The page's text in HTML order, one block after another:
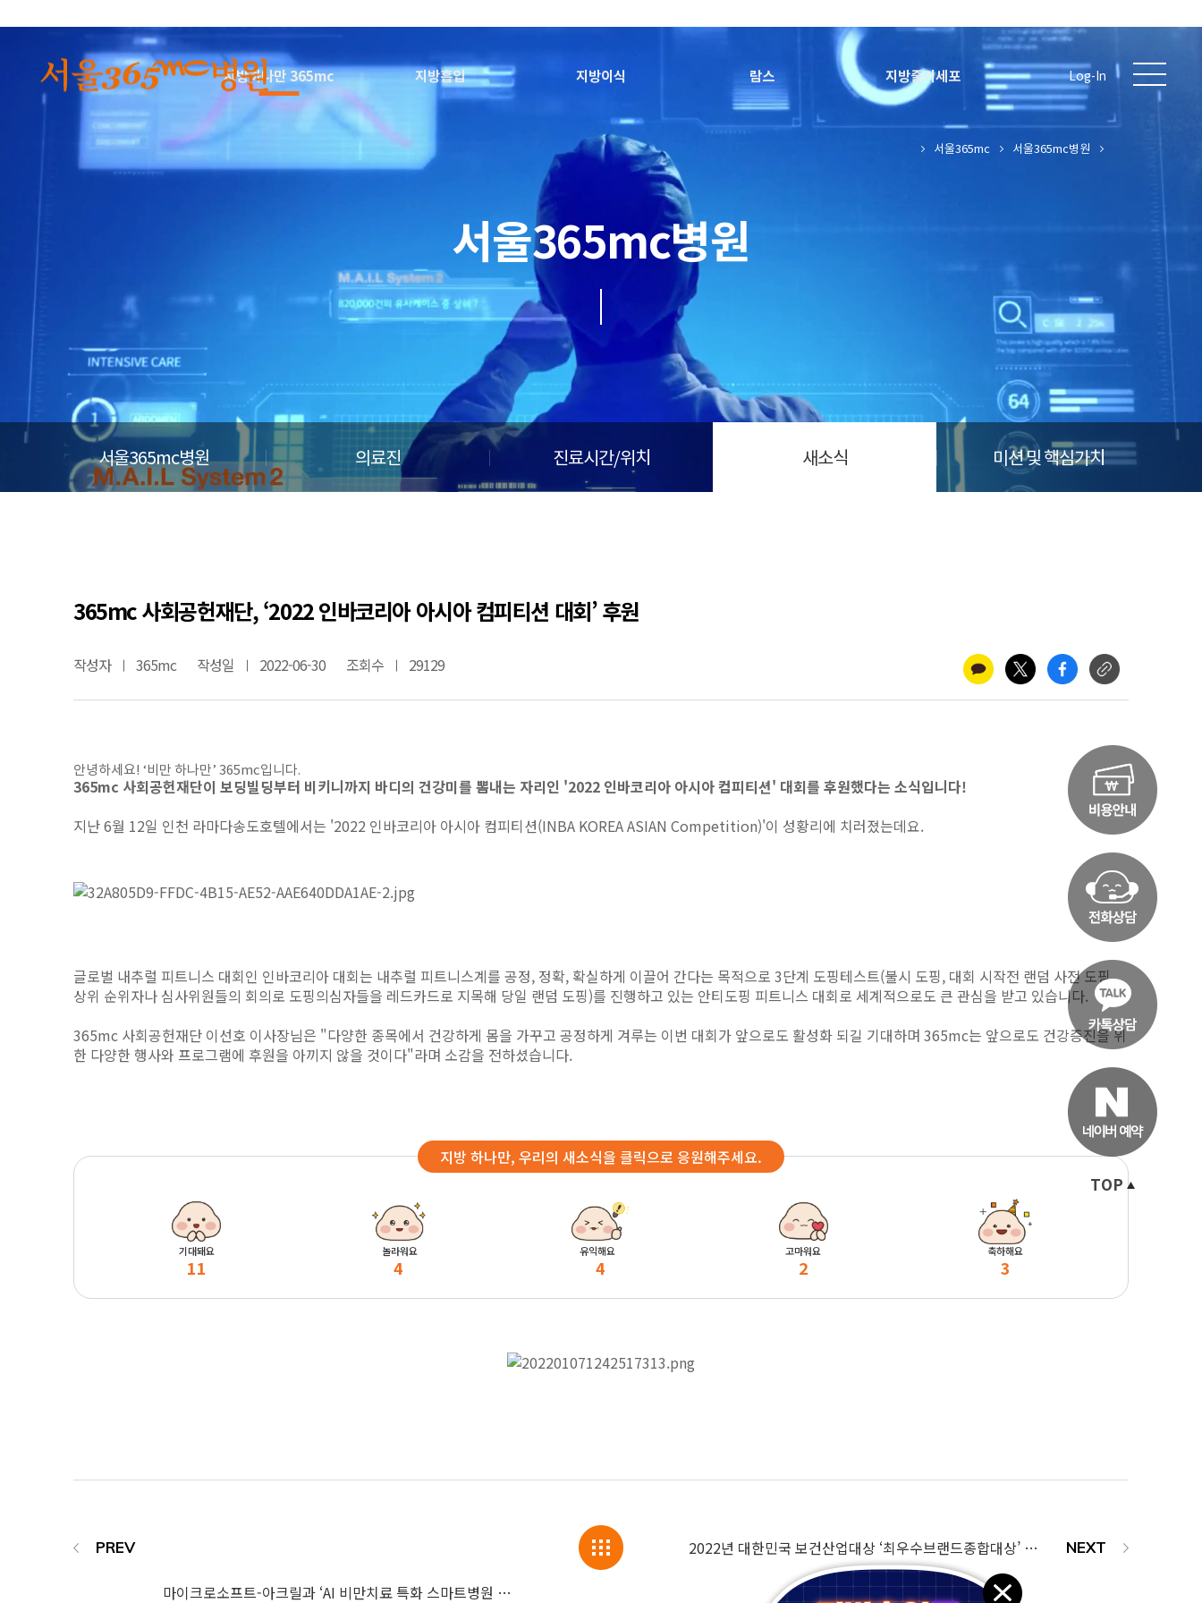
지방하나만 365mc 지방흡입 지방이식 람스 지방줄기세포 Log-In
서울365mc 서울365mc병원
서울365mc병원
서울365mc병원 의료진 진료시간/위치 새소식 미션 및 핵심가치
365mc 사회공헌재단, ‘2022 인바코리아 아시아 컴피티션 대회’ 후원
작성자 365mc 작성일 2022-06-30 조회수 29129
안녕하세요! ‘비만 하나만’ 365mc입니다.
365mc 사회공헌재단이 보딩빌딩부터 비키니까지 바디의 건강미를 뽐내는 자리인 '2022 인바코리아 아시아 컴피티션' 대회를 후원했다는 소식입니다!
지난 6월 12일 인천 라마다송도호텔에서는 '2022 인바코리아 아시아 컴피티션(INBA KOREA ASIAN Competition)'이 성황리에 치러졌는데요.
글로벌 내추럴 피트니스 대회인 인바코리아 대회는 내추럴 피트니스계를 공정, 정확, 확실하게 이끌어 간다는 목적으로 3단계 도핑테스트(불시 도핑, 대회 시작전 랜덤 사전 도핑,
상위 순위자나 심사위원들의 회의로 도핑의심자들을 레드카드로 지목해 당일 랜덤 도핑)를 진행하고 있는 안티도핑 피트니스 대회로 세계적으로도 큰 관심을 받고 있습니다.
365mc 사회공헌재단 이선호 이사장님은 "다양한 종목에서 건강하게 몸을 가꾸고 공정하게 겨루는 이번 대회가 앞으로도 활성화 되길 기대하며 365mc는 앞으로도 건강증진을 위
한 다양한 행사와 프로그램에 후원을 아끼지 않을 것이다"라며 소감을 전하셨습니다.
지방 하나만, 우리의 새소식을 클릭으로 응원해주세요.
기대돼요
11
놀라워요
4
유익해요
4
고마워요
2
축하해요
3
마이크로소프트-아크릴과 ‘AI 비만치료 특화 스마트병원 구축’을 위한 MOU 체결
2022년 대한민국 보건산업대상 ‘최우수브랜드종합대상’ 수상
TOP